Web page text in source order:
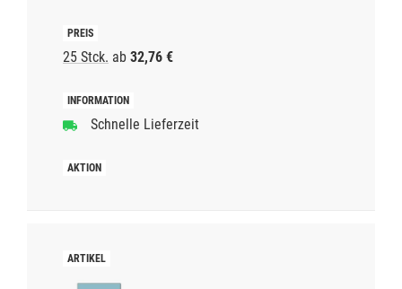
25 Stck. ab 32,76 €
Schnelle Lieferzeit